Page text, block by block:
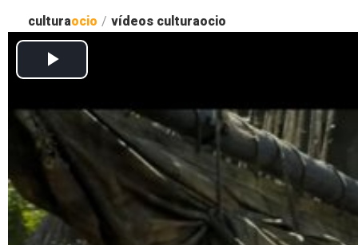
culturaocio / vídeos culturaocio